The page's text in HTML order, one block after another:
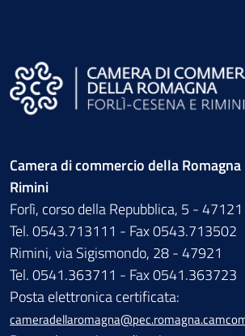
Camera di commercio della
Rimini
Forlì, corso della Repubblica, 5 -
Tel. 0543.713111 - Fax 0543.713502
Rimini, via Sigismondo, 28 - 47921
Tel. 0541.363711 - Fax 0541.363723
Posta elettronica certificata: